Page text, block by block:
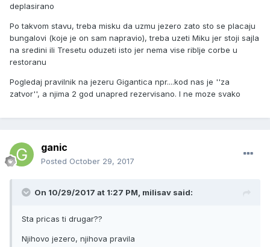
deplasirano
Po takvom stavu, treba misku da uzmu jezero zato sto se placaju
bungalovi (koje je on sam napravio), treba uzeti Miku jer stoji sajla
na sredini ili Tresetu oduzeti isto jer nema vise riblje corbe u
restoranu
Pogledaj pravilnik na jezeru Gigantica npr....kod nas je ''za
zatvor'', a njima 2 god unapred rezervisano. I ne moze svako
ganic
Posted October 29, 2017
On 10/29/2017 at 1:27 PM, milisav said:
Sta pricas ti drugar??
Njihovo jezero, njihova pravila